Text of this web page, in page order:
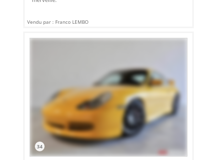
Vendu par : Franco LEMBO
34